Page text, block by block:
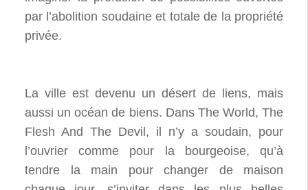
par l’abolition soudaine et totale de la propriété
privée.
La ville est devenu un désert de liens, mais
aussi un océan de biens. Dans The World, The
Flesh And The Devil, il n’y a soudain, pour
l’ouvrier comme pour la bourgeoise, qu’à
tendre la main pour changer de maison